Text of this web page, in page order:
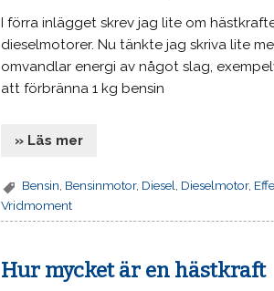
I förra inlägget skrev jag lite om
dieselmotorer. Nu tänkte jag skriva lite
omvandlar energi av något slag,
att förbränna 1 kg bensin
» Läs mer
Bensin, Bensinmotor, Diesel, Dieselmotor,
Vridmoment
Hur mycket är en hästkraft